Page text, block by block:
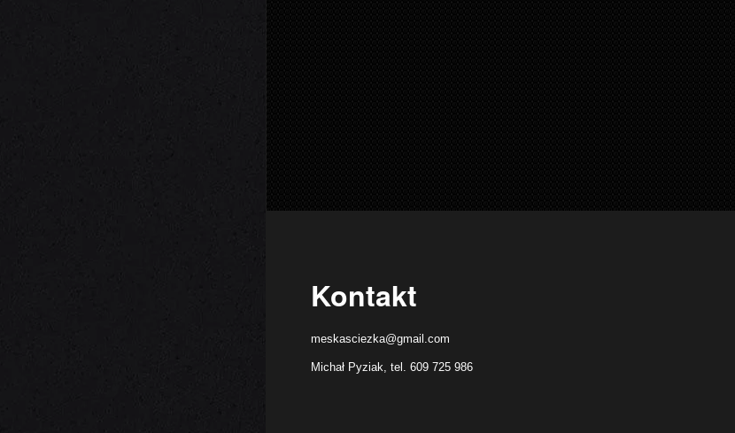
Kontakt
meskasciezka@gmail.com
Michał Pyziak, tel. 609 725 986